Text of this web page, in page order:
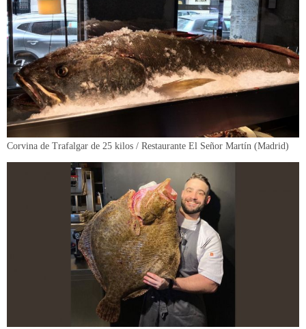
Corvina de Trafalgar de 25 kilos / Restaurante El Señor Martín (Madrid)